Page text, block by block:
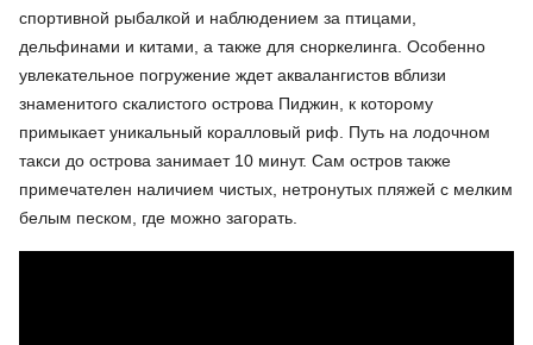
спортивной рыбалкой и наблюдением за птицами,
дельфинами и китами, а также для сноркелинга. Особенно
увлекательное погружение ждет аквалангистов вблизи
знаменитого скалистого острова Пиджин, к которому
примыкает уникальный коралловый риф. Путь на лодочном
такси до острова занимает 10 минут. Сам остров также
примечателен наличием чистых, нетронутых пляжей с мелким
белым песком, где можно загорать.